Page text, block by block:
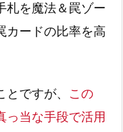
札を魔法＆罠ゾー
カードの比率を高
ですが、 この
っ当な手段で活用